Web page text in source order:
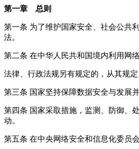
第一章 总则
第一条 为了维护国家安全、社会公共
法。
第二条 在中华人民共和国境内利用网
法律、行政法规另有规定的，从其规定
第三条 国家坚持保障数据安全与发展
第四条 国家采取措施，监测、防御、
动。
第五条 在中央网络安全和信息化委员